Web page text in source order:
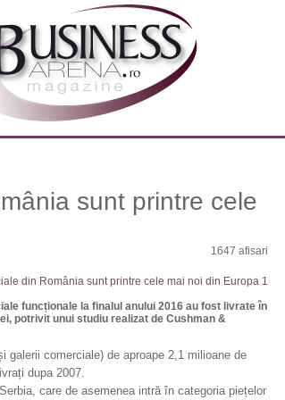
sunt printre cele
1647 afisari
funcționale la finalul anului 2016 au fost livrate în
potrivit unui studiu realizat de Cushman &
comerciale) de aproape 2,1 milioane de
dupa 2007.
care de asemenea intră în categoria piețelor